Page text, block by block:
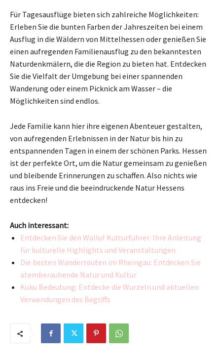
Für Tagesausflüge bieten sich zahlreiche Möglichkeiten:
Erleben Sie die bunten Farben der Jahreszeiten bei einem
Ausflug in die Wäldern von Mittelhessen oder genießen Sie
einen aufregenden Familienausflug zu den bekanntesten
Naturdenkmälern, die die Region zu bieten hat. Entdecken
Sie die Vielfalt der Umgebung bei einer spannenden
Wanderung oder einem Picknick am Wasser – die
Möglichkeiten sind endlos.
Jede Familie kann hier ihre eigenen Abenteuer gestalten,
von aufregenden Erlebnissen in der Natur bis hin zu
entspannenden Tagen in einem der schönen Parks. Hessen
ist der perfekte Ort, um die Natur gemeinsam zu genießen
und bleibende Erinnerungen zu schaffen. Also nichts wie
raus ins Freie und die beeindruckende Natur Hessens
entdecken!
Auch interessant:
Entdecken Sie den Walluf Kulturführer: Ihre Anleitung
für kulturelle Highlights und Veranstaltungen
Die besten Wanderrouten im Rheingau: Entdecken Sie
atemberaubende Natur und Kultur
Kuku Bedeutung: Entdecke die Wurzeln und aktuellen
Verwendungen des Begriffs